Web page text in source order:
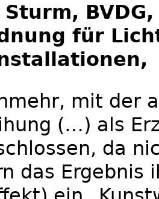
für
mit der
(…) als
da
das Ergebnis